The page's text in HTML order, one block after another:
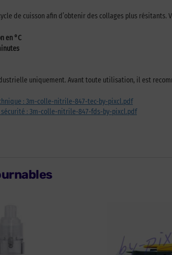
de cuisson afin d’obtenir des collages plus
en °C
uniquement. Avant toute utilisation, il est
: 3m-colle-nitrile-847-tec-by-pixcl.pdf
sécurité : 3m-colle-nitrile-847-fds-by-pixcl.pdf